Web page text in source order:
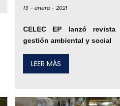
13 - enero - 2021
CELEC EP lanzó revista
gestión ambiental y social
LEER MÁS